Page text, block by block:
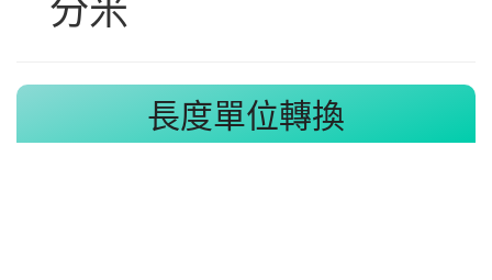
長度單位轉換